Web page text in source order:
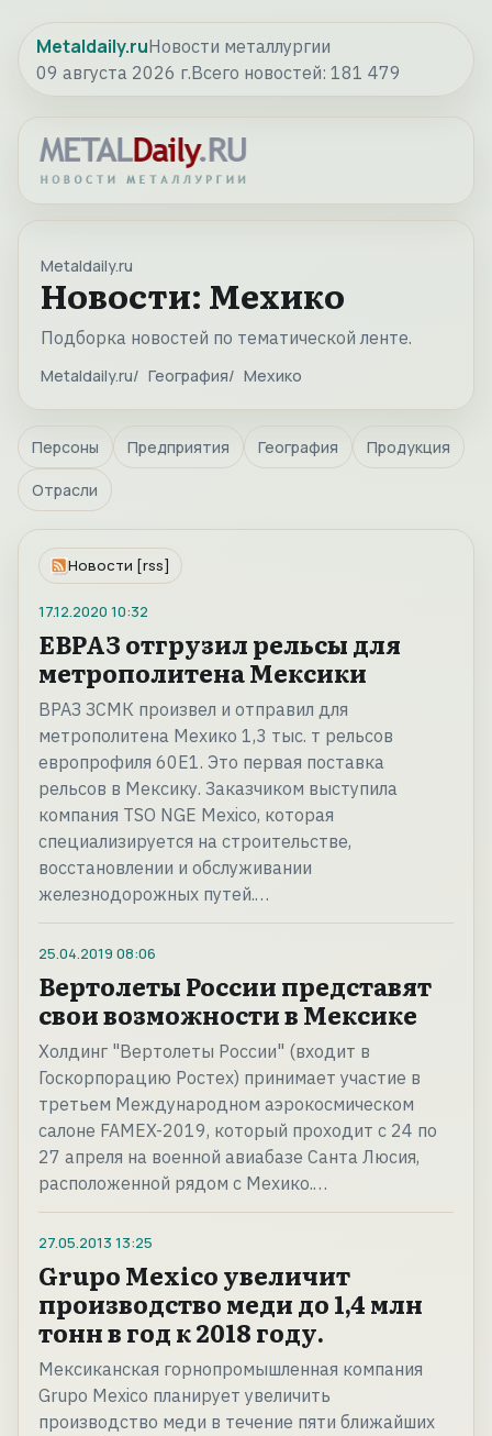
Metaldaily.ruНовости металлургии
09 августа 2026 г.Всего новостей: 181 479
Metaldaily.ru
Новости: Мехико
Подборка новостей по тематической ленте.
Metaldaily.ru География Мехико
Персоны Предприятия География Продукция
Отрасли
Новости [rss]
17.12.2020 10:32
ЕВРАЗ отгрузил рельсы для
метрополитена Мексики
ВРАЗ ЗСМК произвел и отправил для
метрополитена Мехико 1,3 тыс. т рельсов
европрофиля 60E1. Это первая поставка
рельсов в Мексику. Заказчиком выступила
компания TSO NGE Mexico, которая
специализируется на строительстве,
восстановлении и обслуживании
железнодорожных путей.…
25.04.2019 08:06
Вертолеты России представят
свои возможности в Мексике
Холдинг "Вертолеты России" (входит в
Госкорпорацию Ростех) принимает участие в
третьем Международном аэрокосмическом
салоне FAMEX-2019, который проходит с 24 по
27 апреля на военной авиабазе Санта Люсия,
расположенной рядом с Мехико.…
27.05.2013 13:25
Grupo Mexico увеличит
производство меди до 1,4 млн
тонн в год к 2018 году.
Мексиканская горнопромышленная компания
Grupo Mexico планирует увеличить
производство меди в течение пяти ближайших